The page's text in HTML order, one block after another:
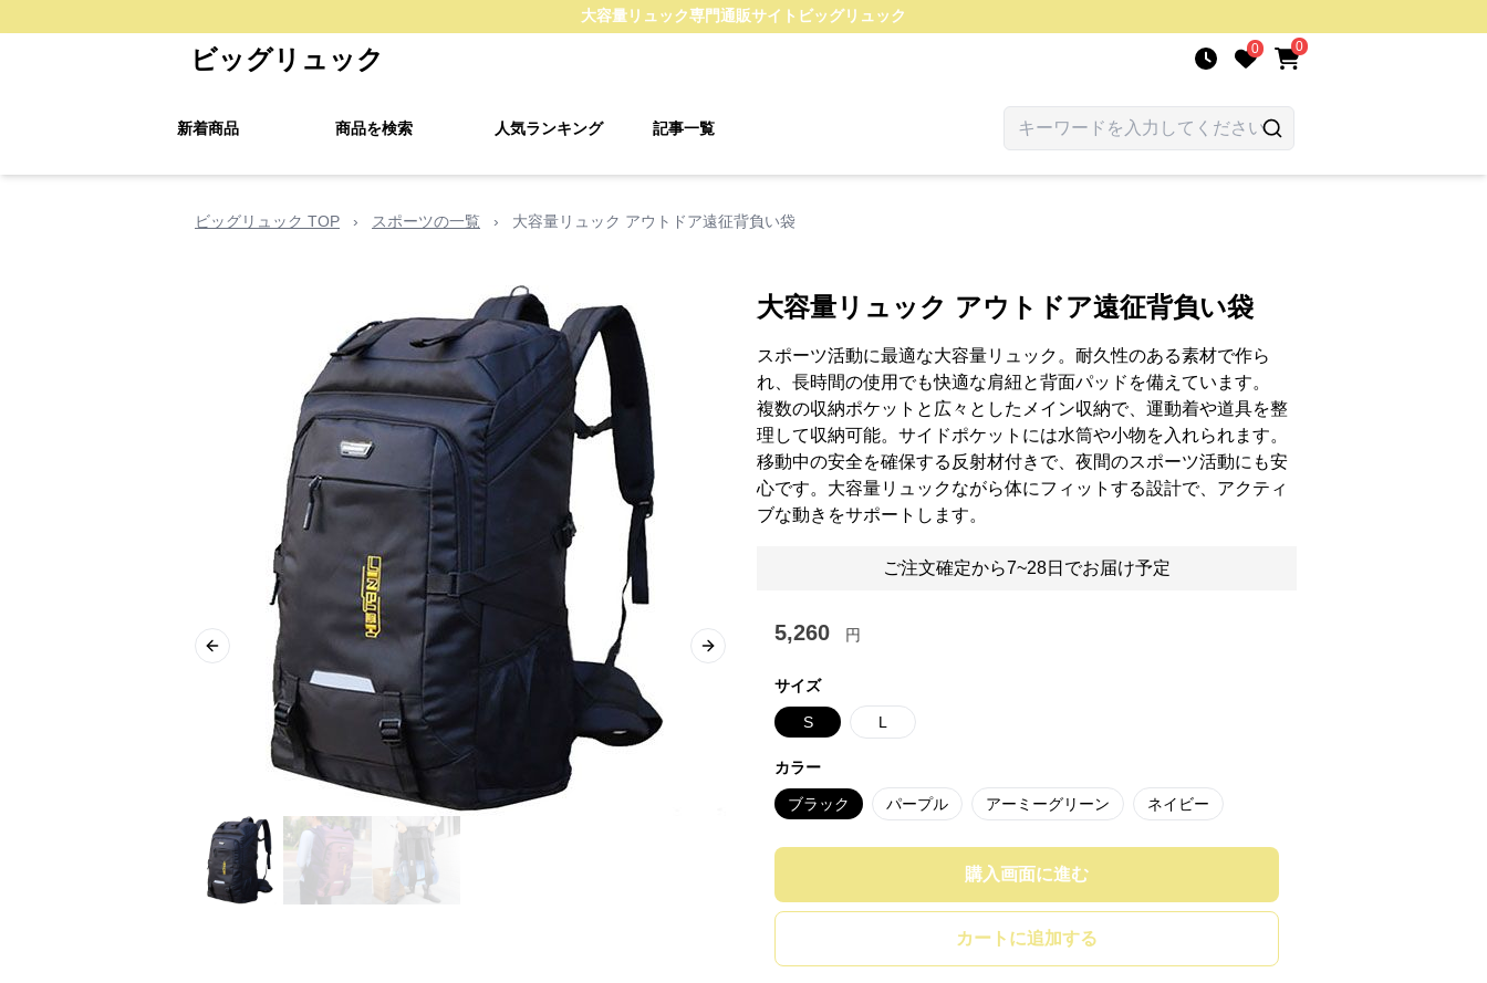
大容量リュック専門通販サイト ビッグリュック
ビッグリュック 0 0
新着商品 商品を検索 人気ランキング 記事一覧
ビッグリュック TOP › スポーツの一覧 › 大容量リュック アウトドア遠征背負い袋
Previous slide Next slide
大容量リュック アウトドア遠征背負い袋
スポーツ活動に最適な大容量リュック。耐久性のある素材で作ら
れ、長時間の使用でも快適な肩紐と背面パッドを備えています。
複数の収納ポケットと広々としたメイン収納で、運動着や道具を整
理して収納可能。サイドポケットには水筒や小物を入れられます。
移動中の安全を確保する反射材付きで、夜間のスポーツ活動にも安
心です。大容量リュックながら体にフィットする設計で、アクティ
ブな動きをサポートします。
ご注文確定から7~28日でお届け予定
5,260 円
サイズ
S L
カラー
ブラック パープル アーミーグリーン ネイビー
購入画面に進む
カートに追加する